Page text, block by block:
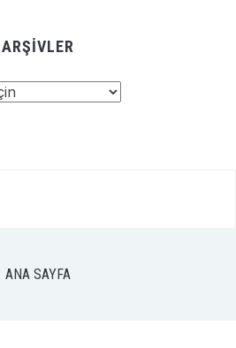
ARŞIVLER
ANA SAYFA